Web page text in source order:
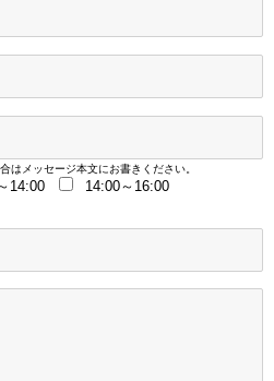
はメッセージ本文にお書きください。
14:00
14:00～16:00